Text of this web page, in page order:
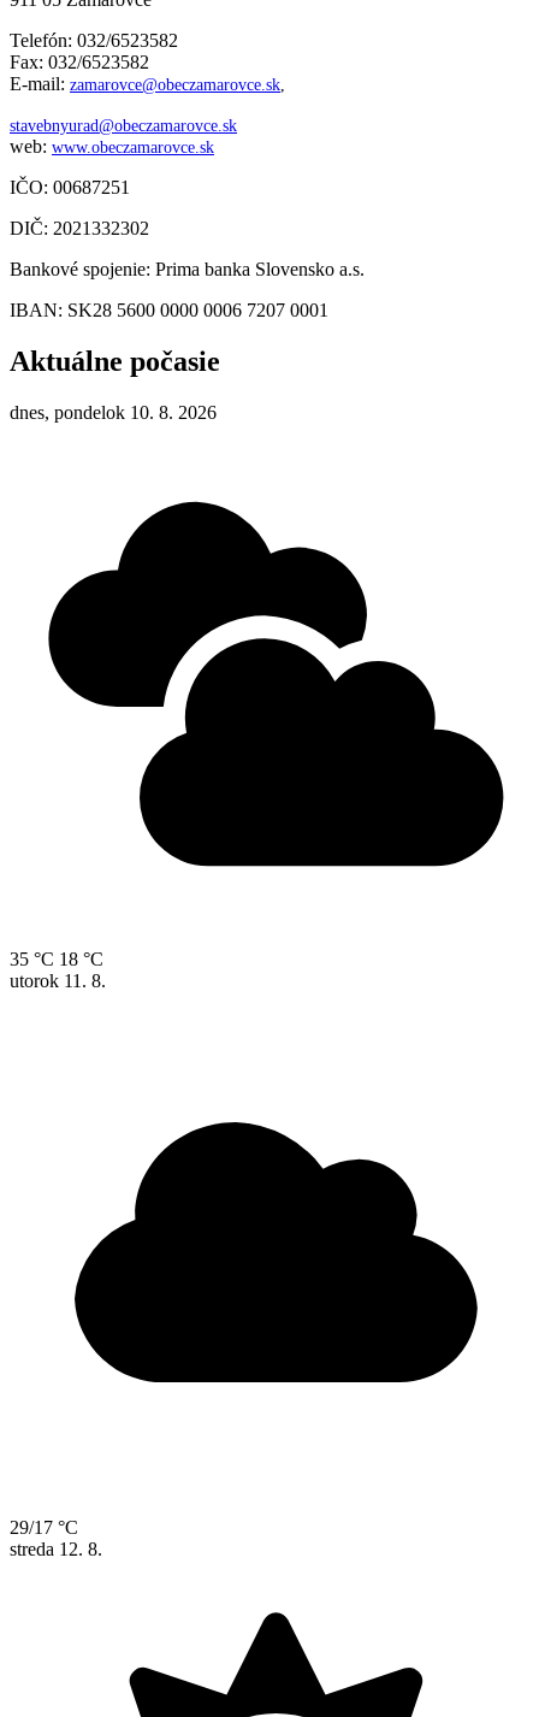
Telefón: 032/6523582
Fax: 032/6523582
E-mail: zamarovce@obeczamarovce.sk
stavebnyurad@obeczamarovce.sk
web: www.obeczamarovce.sk
IČO: 00687251
DIČ: 2021332302
Bankové spojenie: Prima banka Slovensko a.s.
IBAN: SK28 5600 0000 0006 7207 0001
Aktuálne počasie
dnes, pondelok 10. 8. 2026
35 °C 18 °C
utorok 11. 8.
29/17 °C
streda 12. 8.